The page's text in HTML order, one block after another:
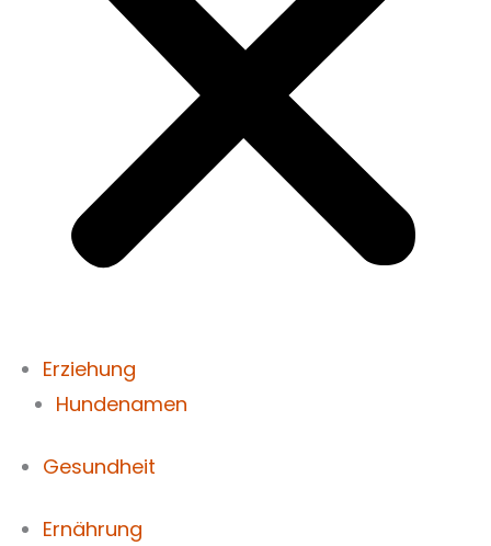
Erziehung
Hundenamen
Gesundheit
Ernährung